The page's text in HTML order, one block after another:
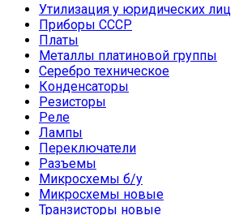
Утилизация у юридических лиц
Приборы СССР
Платы
Металлы платиновой группы
Серебро техническое
Конденсаторы
Резисторы
Реле
Лампы
Переключатели
Разъемы
Микросхемы б/у
Микросхемы новые
Транзисторы новые